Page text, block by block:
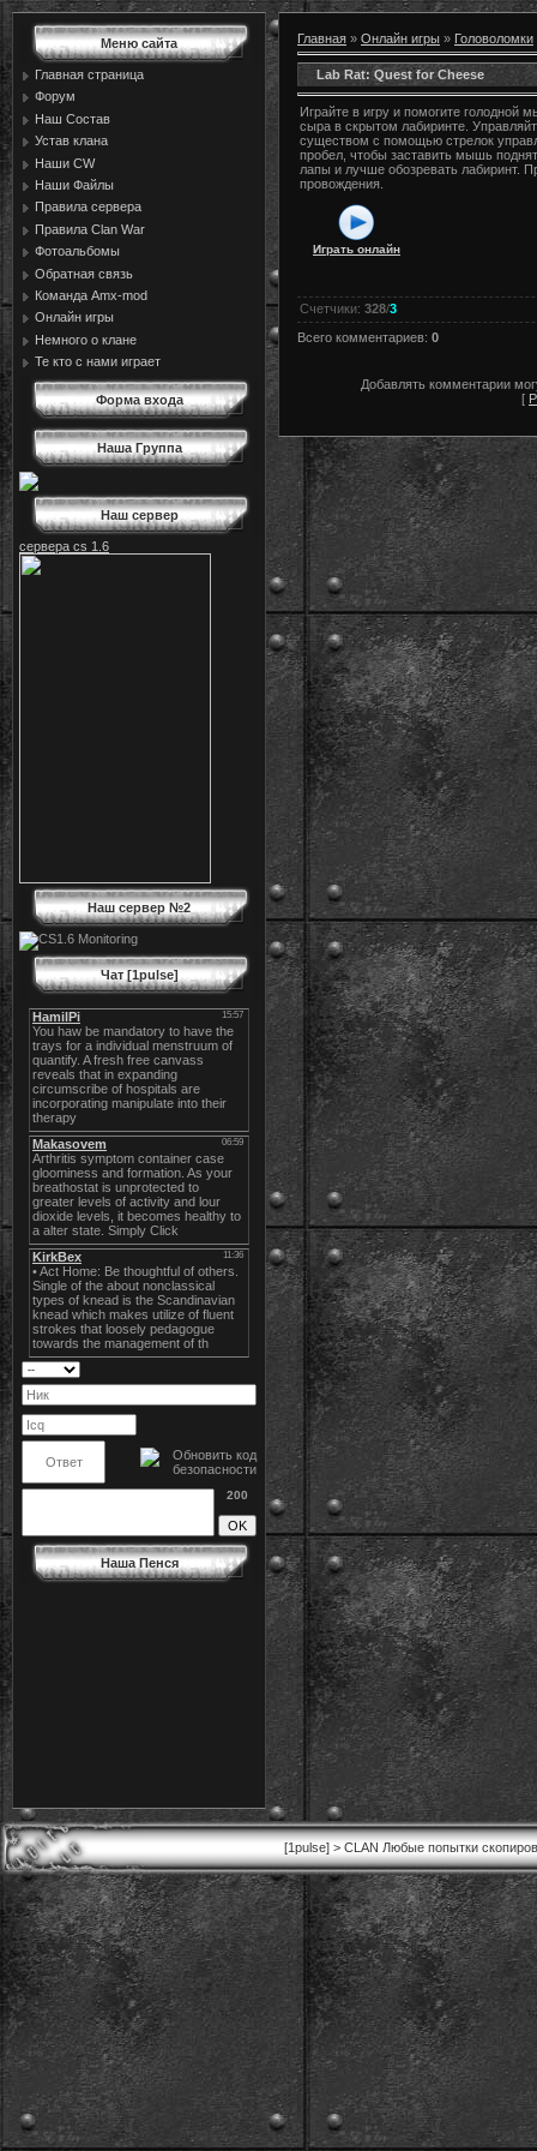
Меню сайта
Главная страница
Форум
Наш Состав
Устав клана
Наши CW
Наши Файлы
Правила сервера
Правила Сlan War
Фотоальбомы
Обратная связь
Команда Amx-mod
Онлайн игры
Немного о клане
Те кто с нами играет
Форма входа
Наша Группа
Наш сервер
сервера cs 1.6
Наш сервер №2
Чат [1pulse]
200
Наша Пенся
Главная » Онлайн игры » Головоломки
Lab Rat: Quest for Cheese
Играйте в игру и помогите голодной
сыра в скрытом лабиринте.
существом с помощью стрелок
пробел, чтобы заставить мышь
лапы и лучше обозревать лабиринт.
провождения.
Играть онлайн
Счетчики: 328/3
Всего комментариев: 0
Добавлять комментарии
[
[1pulse] > CLAN Любые попытки